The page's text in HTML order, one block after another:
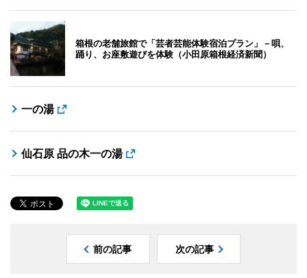
箱根の老舗旅館で「芸者芸能体験宿泊プラン」－唄、
踊り、お座敷遊びを体験（小田原箱根経済新聞）
一の湯
仙石原 品の木一の湯
前の記事 次の記事